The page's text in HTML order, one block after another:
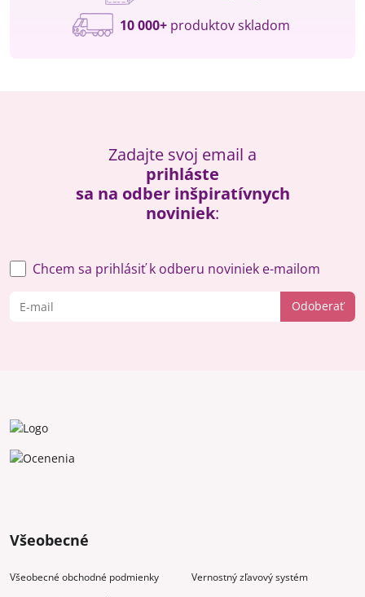
10 000+produktov skladom
Zadajte svoj email a
prihláste
sa na odber inšpiratívnych
noviniek:
Odoberať
Chcem sa prihlásiť k odberu noviniek e-mailom
Všeobecné
Všeobecné obchodné podmienky
Vernostný zľavový systém